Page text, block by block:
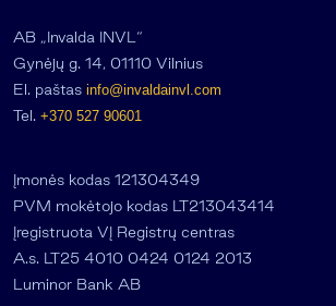
AB „Invalda INVL“
Gynėjų g. 14, 01110 Vilnius
El. paštas info@invaldainvl.com
Tel. +370 527 90601
Įmonės kodas 121304349
PVM mokėtojo kodas LT213043414
Įregistruota VĮ Registrų centras
A.s. LT25 4010 0424 0124 2013
Luminor Bank AB